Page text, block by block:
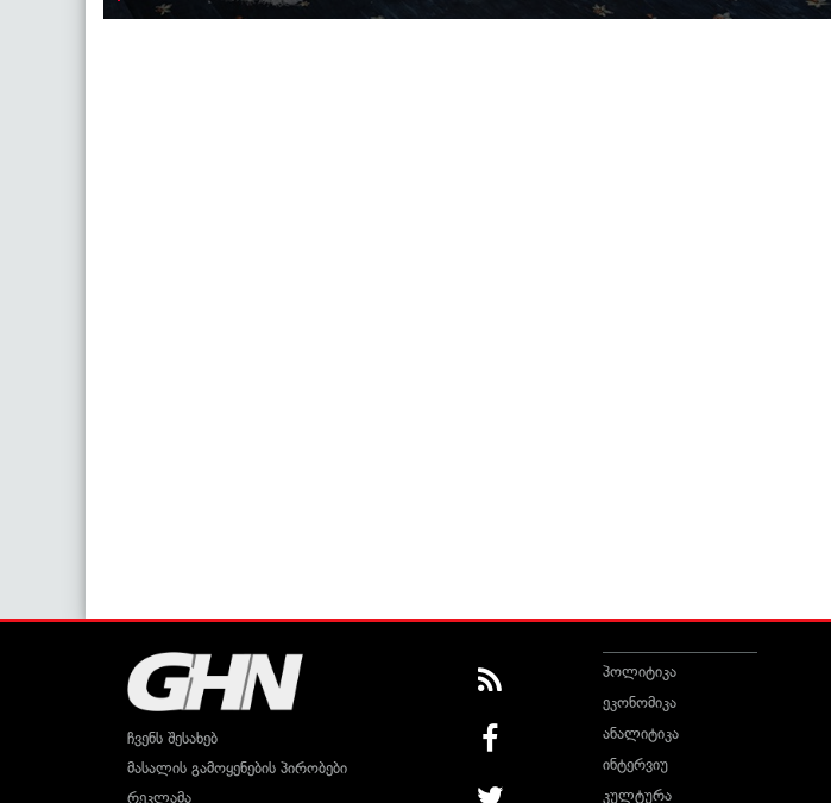
ჩვენს შესახებ
მასალის გამოყენების პირობები
რეკლამა
პოლიტიკა
ეკონომიკა
ანალიტიკა
ინტერვიუ
კულტურა